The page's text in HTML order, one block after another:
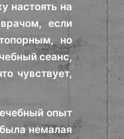
настоять на
если
но
сеанс,
чувствует,
опыт
немалая